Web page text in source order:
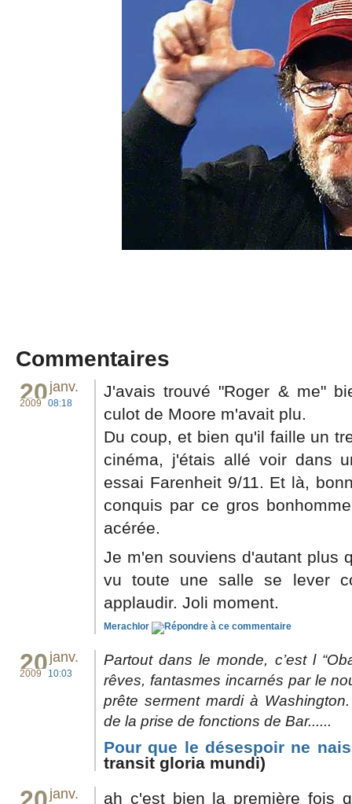
Commentaires
20 janv.
2009 08:18
J'avais trouvé "Roger & me"
culot de Moore m'avait plu.
Du coup, et bien qu'il faille un
cinéma, j'étais allé voir dans
essai Farenheit 9/11. Et là,
conquis par ce gros
acérée.
Je m'en souviens d'autant plus
vu toute une salle se lever
applaudir. Joli moment.
Merachlor
20 janv.
2009 10:03
Partout dans le monde, c’est l
rêves, fantasmes incarnés par le
prête serment mardi à
de la prise de fonctions de Bar......
Pour que le désespoir ne
transit gloria mundi)
janv. ah c'est bien la première fois